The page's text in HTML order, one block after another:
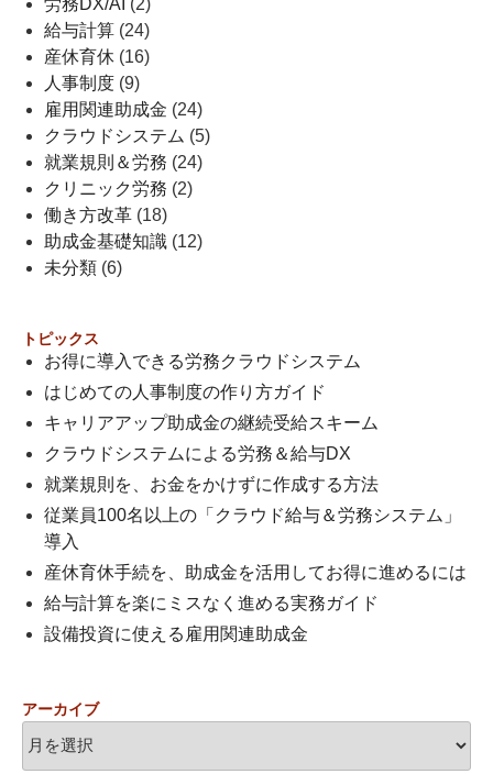
労務DX/AI (2)
給与計算 (24)
産休育休 (16)
人事制度 (9)
雇用関連助成金 (24)
クラウドシステム (5)
就業規則＆労務 (24)
クリニック労務 (2)
働き方改革 (18)
助成金基礎知識 (12)
未分類 (6)
トピックス
お得に導入できる労務クラウドシステム
はじめての人事制度の作り方ガイド
キャリアアップ助成金の継続受給スキーム
クラウドシステムによる労務＆給与DX
就業規則を、お金をかけずに作成する方法
従業員100名以上の「クラウド給与＆労務システム」
導入
産休育休手続を、助成金を活用してお得に進めるには
給与計算を楽にミスなく進める実務ガイド
設備投資に使える雇用関連助成金
アーカイブ